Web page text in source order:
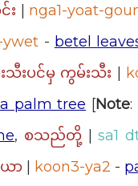
း | nga1-yoat-
ywet - betel
သီးပင်မှ ကွမ်းသီး |
palm tree [Note:
, စသည်တို့|sa1
ာ | koon3-ya2 -